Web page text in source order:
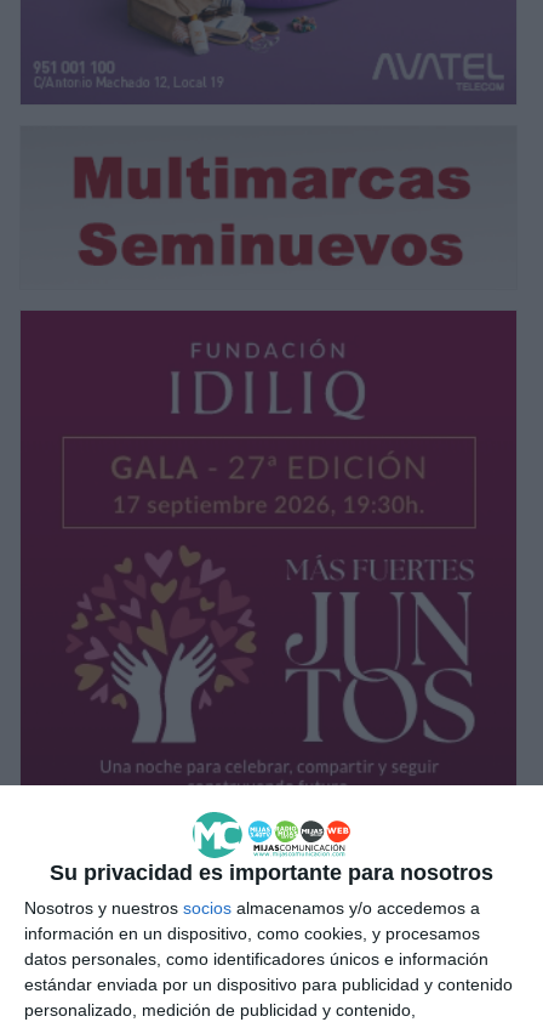
Su privacidad es importante para nosotros
Nosotros y nuestros socios almacenamos y/o accedemos a
información en un dispositivo, como cookies, y procesamos
datos personales, como identificadores únicos e información
estándar enviada por un dispositivo para publicidad y contenido
personalizado, medición de publicidad y contenido,